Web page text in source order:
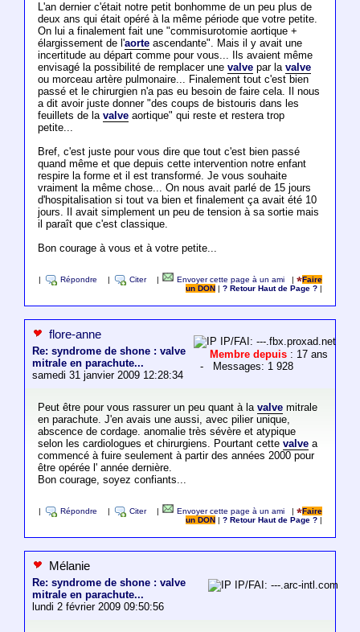
L'an dernier c'était notre petit bonhomme de un peu plus de
deux ans qui était opéré à la même période que votre petite.
On lui a finalement fait une "commisurotomie aortique +
élargissement de l'aorteascendante". Mais il y avait une
incertitude au départ comme pour vous... Ils avaient même
envisagé la possibilité de remplacer une valvepar la valve
ou morceau artère pulmonaire... Finalement tout c'est bien
passé et le chirurgien n'a pas eu besoin de faire cela. Il nous
a dit avoir juste donner "des coups de bistouris dans les
feuillets de la valveaortique" qui reste et restera trop
petite...
Bref, c'est juste pour vous dire que tout c'est bien passé
quand même et que depuis cette intervention notre enfant
respire la forme et il est transformé. Je vous souhaite
vraiment la même chose... On nous avait parlé de 15 jours
d'hospitalisation si tout va bien et finalement ça avait été 10
jours. Il avait simplement un peu de tension à sa sortie mais
il paraît que c'est classique.
Bon courage à vous et à votre petite...
Répondre Citer Envoyer cette page à un ami |
Faire
un DON
|? Retour Haut de Page ?
flore-anne
Re: syndrome de shone : valve
mitrale en parachute...
samedi 31 janvier 2009 12:28:34
IP/FAI: ---.fbx.proxad.net
Membre depuis : 17 ans
- Messages: 1 928
Peut être pour vous rassurer un peu quant à la valvemitrale
en parachute. J'en avais une aussi, avec pilier unique,
abscence de cordage. anomalie très sévère et atypique
selon les cardiologues et chirurgiens. Pourtant cette valvea
commencé à fuire seulement à partir des années 2000 pour
être opérée l' année dernière.
Bon courage, soyez confiants...
Répondre Citer Envoyer cette page à un ami |
Faire
un DON
|? Retour Haut de Page ?
Mélanie
Re: syndrome de shone : valve
mitrale en parachute...
lundi 2 février 2009 09:50:56
IP/FAI: ---.arc-intl.com